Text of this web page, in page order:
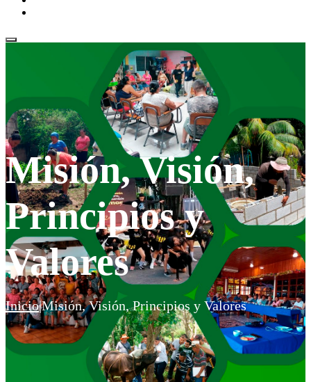
Misión, Visión,
Principios y
Valores
Inicio|Misión, Visión, Principios y Valores